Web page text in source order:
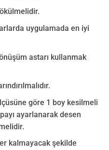
uygulamada en iyi
astarı kullanmak
göre 1 boy kesilmeli
ayarlanarak desen
kalmayacak şekilde